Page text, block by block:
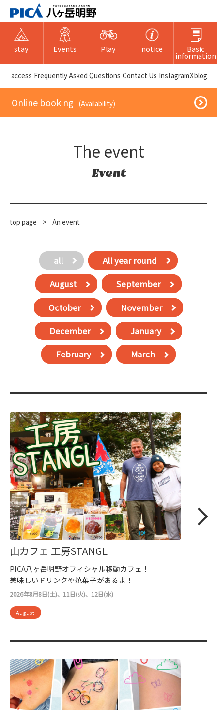
stay Events Play notice Basic
information
​ ​access​ ​ Frequently Asked Questions ​ ​Contact Us​ ​ InstagramXblog
​ ​Online booking​ ​ ​ ​(Availability)​ ​
The event
Event
top page > An event
all All year round
August September
October November
December January
February March
山カフェ 工房STANGL
PICA八ヶ岳明野オフィシャル移動カフェ！
美味しいドリンクや焼菓子があるよ！
2026年8月8日(土)、11日(火)、12日(水)
August